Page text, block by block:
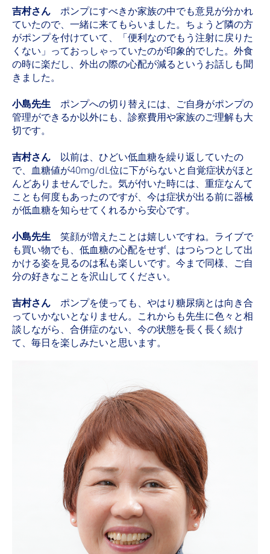
吉村さん ポンプにすべきか家族の中でも意見が分かれ
ていたので、一緒に来てもらいました。ちょうど隣の方
がポンプを付けていて、「便利なのでもう注射に戻りた
くない」っておっしゃっていたのが印象的でした。外食
の時に楽だし、外出の際の心配が減るというお話しも聞
きました。
小島先生 ポンプへの切り替えには、ご自身がポンプの
管理ができるか以外にも、診察費用や家族のご理解も大
切です。
吉村さん 以前は、ひどい低血糖を繰り返していたの
で、血糖値が40mg/dL位に下がらないと自覚症状がほと
んどありませんでした。気が付いた時には、重症なんて
ことも何度もあったのですが、今は症状が出る前に器械
が低血糖を知らせてくれるから安心です。
小島先生 笑顔が増えたことは嬉しいですね。ライブで
も買い物でも、低血糖の心配をせず、はつらつとして出
かける姿を見るのは私も楽しいです。今まで同様、ご自
分の好きなことを沢山してください。
吉村さん ポンプを使っても、やはり糖尿病とは向き合
っていかないとなりません。これからも先生に色々と相
談しながら、合併症のない、今の状態を長く長く続け
て、毎日を楽しみたいと思います。